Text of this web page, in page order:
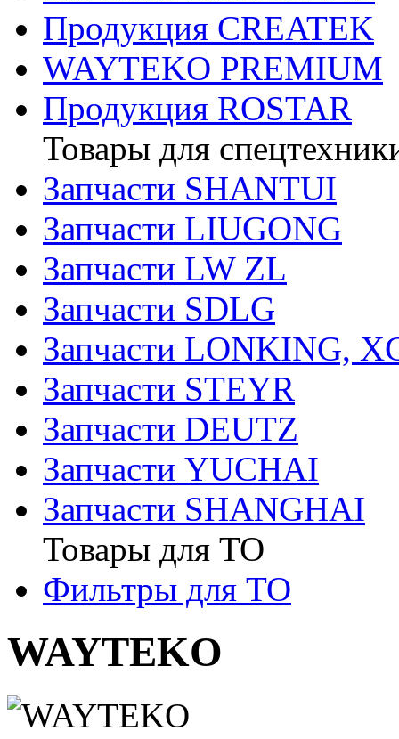
Продукция CREATEK
WAYTEKO PREMIUM
Продукция ROSTAR
Товары для
Запчасти SHANTUI
Запчасти LIUGONG
Запчасти LW ZL
Запчасти SDLG
Запчасти LONKING,
Запчасти STEYR
Запчасти DEUTZ
Запчасти YUCHAI
Запчасти SHANGHAI
Товары для ТО
Фильтры для ТО
WAYTEKO